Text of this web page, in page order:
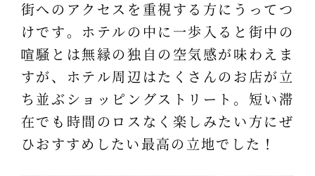
街へのアクセスを重視する方にうってつ
けです。ホテルの中に一歩入ると街中の
喧騒とは無縁の独自の空気感が味わえま
すが、ホテル周辺はたくさんのお店が立
ち並ぶショッピングストリート。短い滞
在でも時間のロスなく楽しみたい方にぜ
ひおすすめしたい最高の立地でした！